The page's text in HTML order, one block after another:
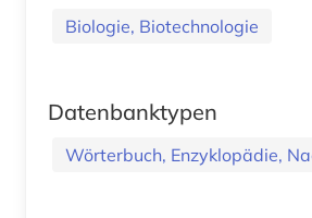
Biologie, Biotechnologie
Datenbanktypen
Wörterbuch, Enzyklopädie,